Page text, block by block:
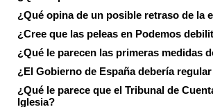
¿Qué opina de un posible retraso de la
¿Cree que las peleas en Podemos
¿Qué le parecen las primeras medidas
¿El Gobierno de España debería
¿Qué le parece que el Tribunal de
Iglesia?